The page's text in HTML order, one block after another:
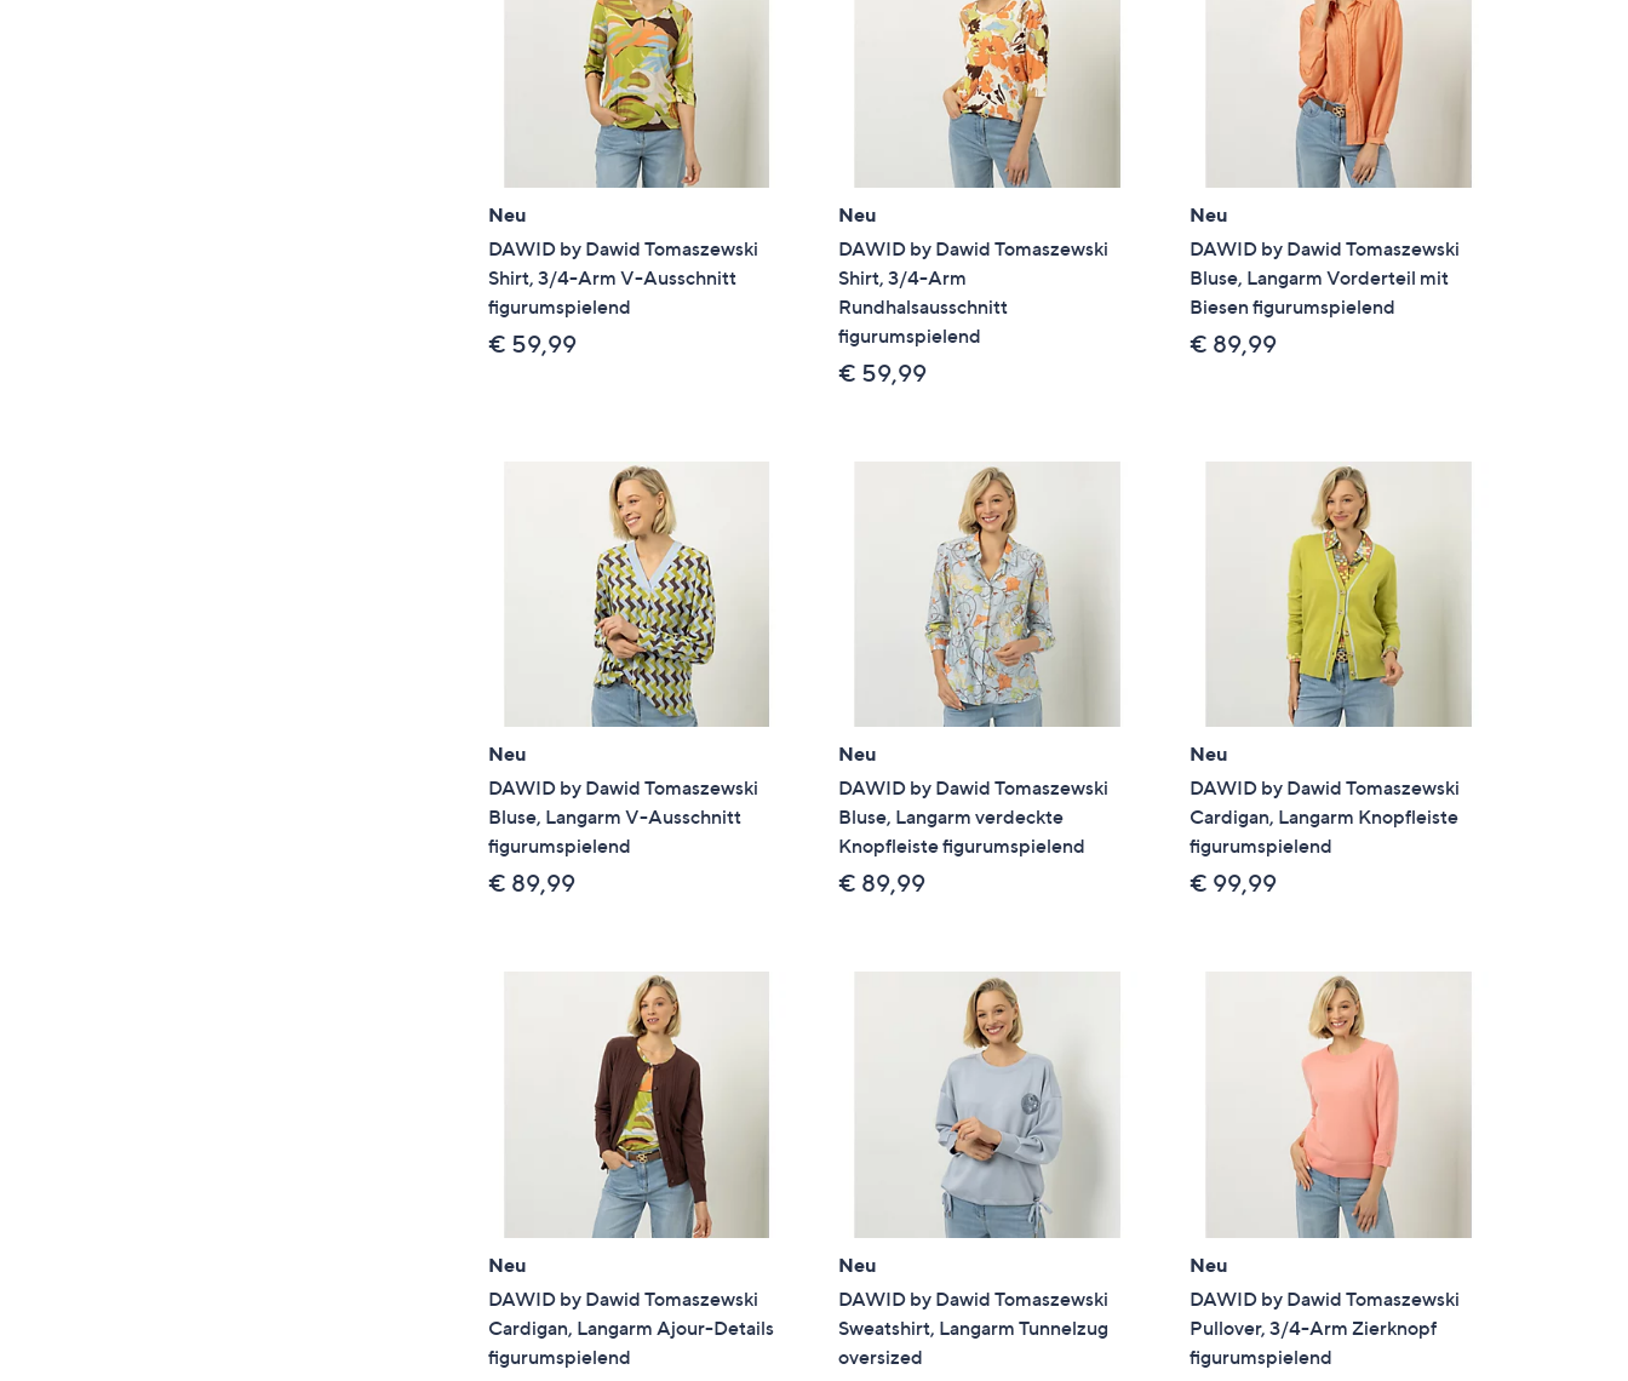
Neu
DAWID by Dawid Tomaszewski
Shirt, 3/4-Arm V-Ausschnitt
figurumspielend
€ 59,99
Neu
DAWID by Dawid Tomaszewski
Shirt, 3/4-Arm
Rundhalsausschnitt
figurumspielend
€ 59,99
Neu
DAWID by Dawid Tomaszewski
Bluse, Langarm Vorderteil mit
Biesen figurumspielend
€ 89,99
Neu
DAWID by Dawid Tomaszewski
Bluse, Langarm V-Ausschnitt
figurumspielend
€ 89,99
Neu
DAWID by Dawid Tomaszewski
Bluse, Langarm verdeckte
Knopfleiste figurumspielend
€ 89,99
Neu
DAWID by Dawid Tomaszewski
Cardigan, Langarm Knopfleiste
figurumspielend
€ 99,99
Neu
DAWID by Dawid Tomaszewski
Cardigan, Langarm Ajour-Details
figurumspielend
Neu
DAWID by Dawid Tomaszewski
Sweatshirt, Langarm Tunnelzug
oversized
Neu
DAWID by Dawid Tomaszewski
Pullover, 3/4-Arm Zierknopf
figurumspielend